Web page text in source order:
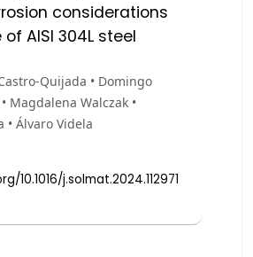
considerations
AISI 304L steel
Quijada • Domingo
Magdalena Walczak •
• Álvaro Videla
10.1016/j.solmat.2024.112971